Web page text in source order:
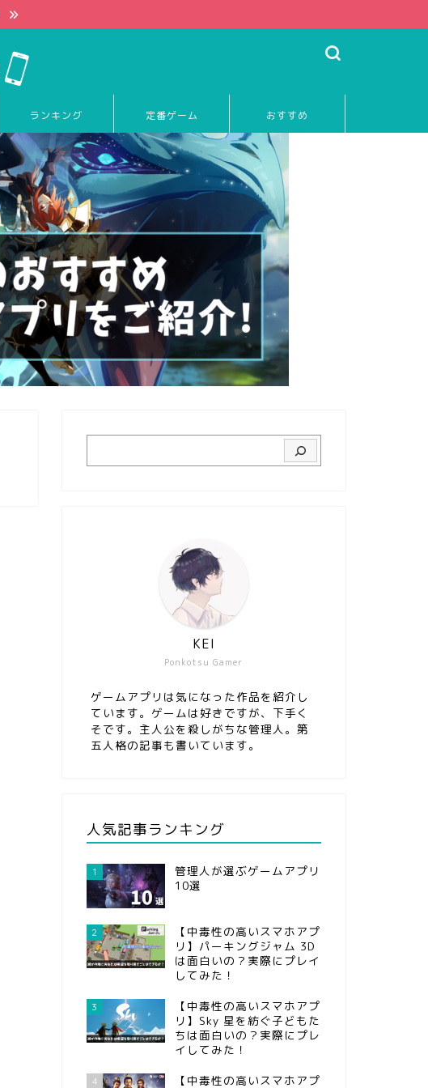
ランキング 定番ゲーム おすすめ
Ponkotsu Gamer
KEI
ゲームアプリは気になった作品を紹介し
ています。ゲームは好きですが、下手く
そです。主人公を殺しがちな管理人。第
五人格の記事も書いています。
人気記事ランキング
1
管理人が選ぶゲームアプリ
10選
2
【中毒性の高いスマホアプ
リ】パーキングジャム 3D
は面白いの？実際にプレイ
してみた！
3
【中毒性の高いスマホアプ
リ】Sky 星を紡ぐ子どもた
ちは面白いの？実際にプレ
イしてみた！
4
【中毒性の高いスマホアプ